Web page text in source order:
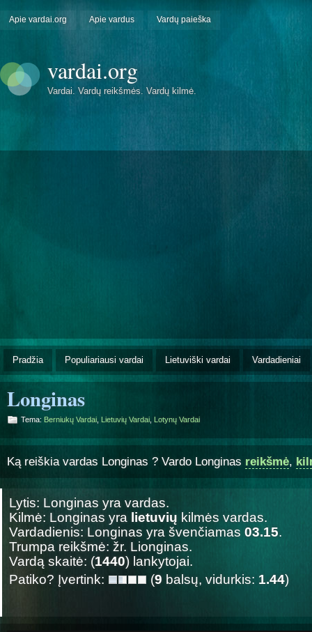
Apie vardai.org Apie vardus Vardų paieška
vardai.org
Vardai. Vardų reikšmės. Vardų kilmė.
Pradžia Populiariausi vardai Lietuviški vardai Vardadieniai
Longinas
Tema: Berniukų Vardai Lietuvių Vardai Lotynų Vardai
Ką reiškia vardas Longinas ? Vardo Longinas reikšmė,
Lytis: Longinas yra vardas.
Kilmė: Longinas yra lietuvių kilmės vardas.
Vardadienis: Longinas yra švenčiamas 03.15.
Trumpa reikšmė: žr. Lionginas.
Vardą skaitė: (1440) lankytojai.
Patiko? Įvertink:
(9 balsų, vidurkis: 1.44)